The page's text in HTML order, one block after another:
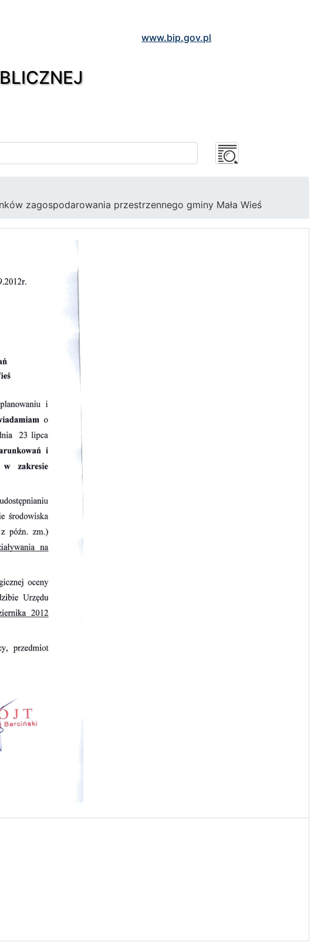
www.bip.gov.pl
zagospodarowania przestrzennego gminy Mała Wieś